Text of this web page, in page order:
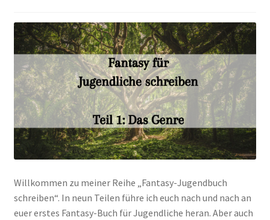
Willkommen zu meiner Reihe „Fantasy-Jugendbuch
schreiben“. In neun Teilen führe ich euch nach und nach an
euer erstes Fantasy-Buch für Jugendliche heran. Aber auch